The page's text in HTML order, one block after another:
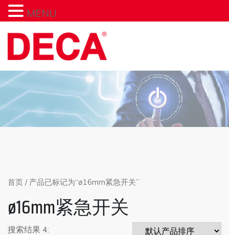
content
首页 / 产品已标记为“ø16mm紧急开关”
ø16mm紧急开关
搜索结果 4:
MENU